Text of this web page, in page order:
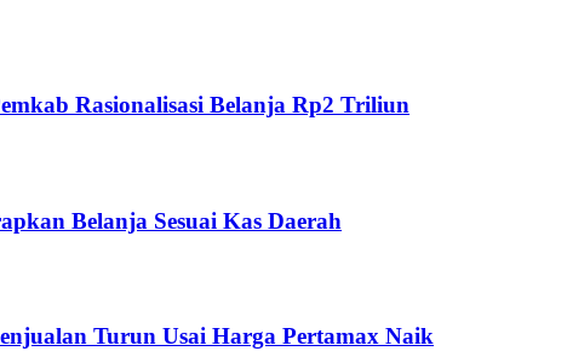
Rasionalisasi Belanja Rp2 Triliun
Belanja Sesuai Kas Daerah
Turun Usai Harga Pertamax Naik